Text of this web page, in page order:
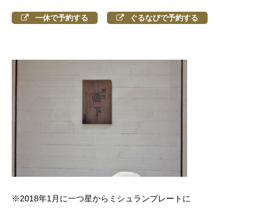
一休で予約する ぐるなびで予約する
※2018年1月に一つ星からミシュランプレートに